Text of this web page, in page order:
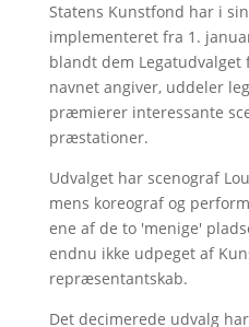
Statens Kunstfond har i
implementeret fra 1.
blandt dem Legatudvalget
navnet angiver, uddeler
præmierer interessante
præstationer.
Udvalget har scenograf
mens koreograf og
ene af de to 'menige'
endnu ikke udpeget af
repræsentantskab.
Det decimerede udvalg